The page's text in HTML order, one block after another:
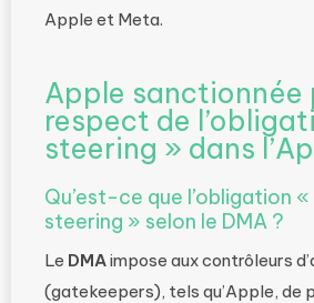
Apple et Meta.
Apple sanctionnée
respect de
steering » dans
Qu’est-ce que l’obligation
steering » selon le DMA ?
Le DMAimpose aux contrôleurs
(gatekeepers), tels qu’Apple, de